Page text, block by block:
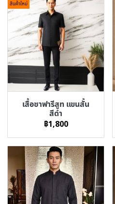
สินค้าใหม่
เสื้อซาฟารีสูท แขนสั้น
สีดำ
฿1,800